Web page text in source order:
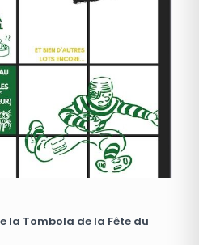
la Tombola de la Fête du